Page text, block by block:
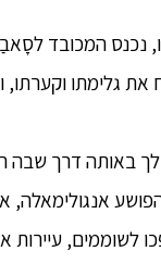
המכובד
גלימתו
באותה דרך שבה
אנגולימאלה,
עיירות